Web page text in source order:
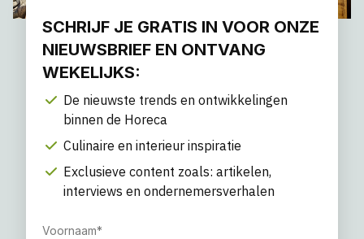
SCHRIJF JE GRATIS IN VOOR ONZE
NIEUWSBRIEF EN ONTVANG
WEKELIJKS:
De nieuwste trends en ontwikkelingen
binnen de Horeca
Culinaire en interieur inspiratie
Exclusieve content zoals: artikelen,
interviews en ondernemersverhalen
Voornaam*